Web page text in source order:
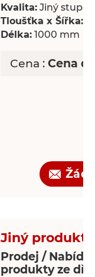
Kvalita: Jiný
Tloušťka x Šířka:
Délka: 1000 mm
Cena : Cena
Jiný produkt
Prodej /
produkty ze